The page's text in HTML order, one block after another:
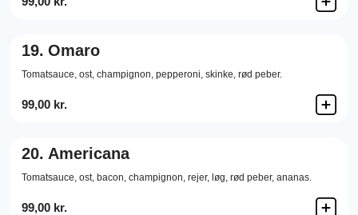
19. Omaro
Tomatsauce, ost, champignon, pepperoni, skinke, rød peber.
99,00 kr.
20. Americana
Tomatsauce, ost, bacon, champignon, rejer, løg, rød peber, ananas.
99,00 kr.